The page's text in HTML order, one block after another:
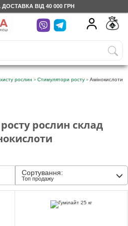
ВІД 40 000 ГРН
UA
грн
рослин » Стимулятори росту » Амінокислоти
рослин склад
Сортування:
Топ продажу